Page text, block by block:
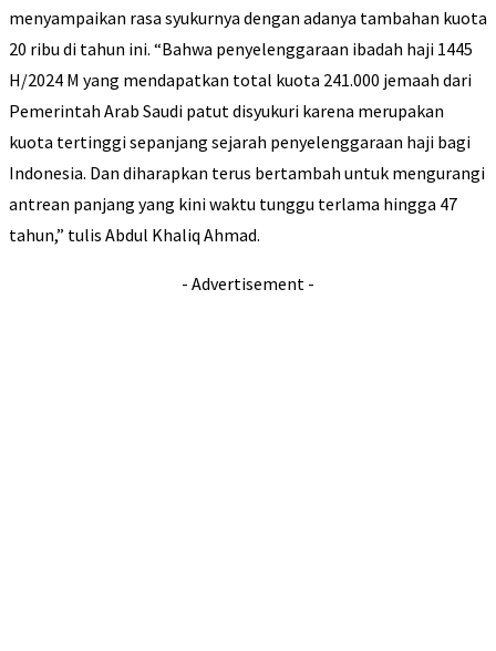
menyampaikan rasa syukurnya dengan adanya tambahan kuota
20 ribu di tahun ini. “Bahwa penyelenggaraan ibadah haji 1445
H/2024 M yang mendapatkan total kuota 241.000 jemaah dari
Pemerintah Arab Saudi patut disyukuri karena merupakan
kuota tertinggi sepanjang sejarah penyelenggaraan haji bagi
Indonesia. Dan diharapkan terus bertambah untuk mengurangi
antrean panjang yang kini waktu tunggu terlama hingga 47
tahun,” tulis Abdul Khaliq Ahmad.
- Advertisement -